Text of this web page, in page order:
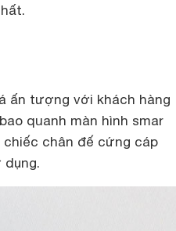
ấn tượng với khách hàng
quanh màn hình smar
chân đế cứng cáp